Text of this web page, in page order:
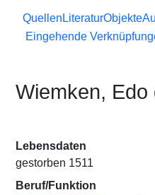
Quellen LiteraturObjekte
Eingehende
Wiemken, Edo
Lebensdaten
gestorben 1511
Beruf/Funktion